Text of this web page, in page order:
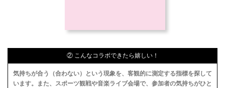
② こんなコラボできたら嬉しい！
気持ちが合う（合わない）という現象を、客観的に測定する指標を探して
います。また、スポーツ観戦や音楽ライブ会場で、参加者の気持ちがひと